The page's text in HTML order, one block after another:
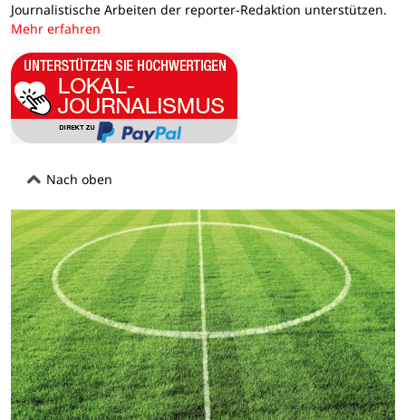
Journalistische Arbeiten der reporter-Redaktion unterstützen.
Mehr erfahren
Nach oben